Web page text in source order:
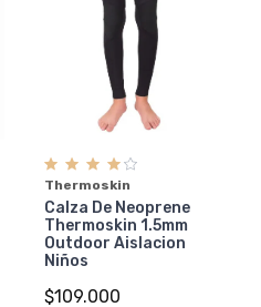
Thermoskin
Calza De Neoprene
Thermoskin 1.5mm
Outdoor Aislacion
Niños
$109.000